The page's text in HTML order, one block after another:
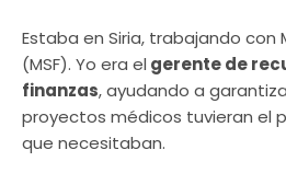
Estaba en Siria, trabajando con
(MSF). Yo era el gerente de
finanzas, ayudando a
proyectos médicos tuvieran el
que necesitaban.